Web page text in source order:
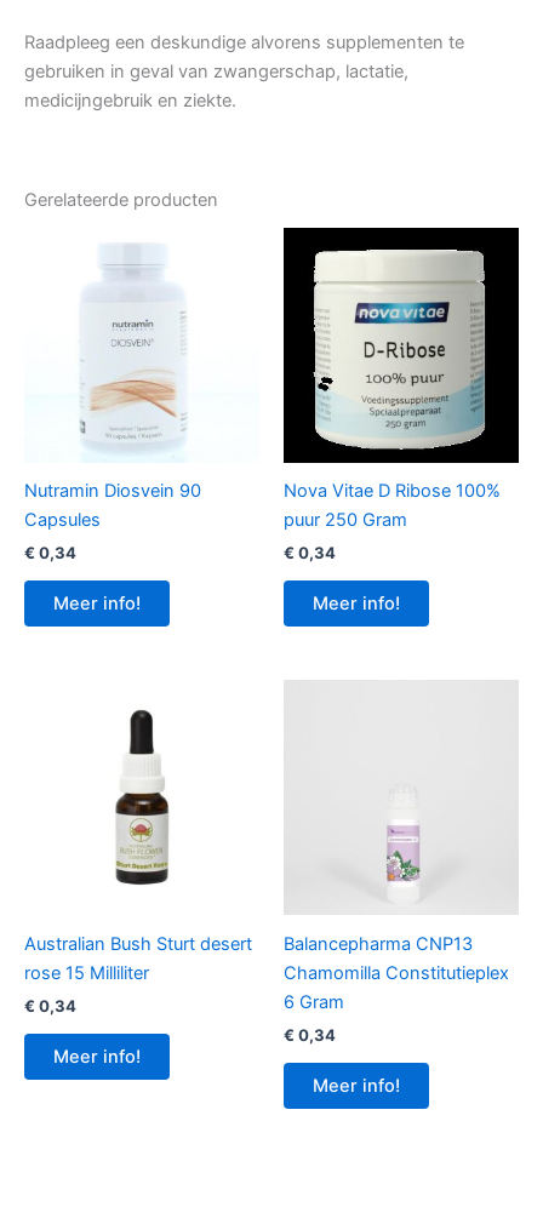
Raadpleeg een deskundige alvorens supplementen te
gebruiken in geval van zwangerschap, lactatie,
medicijngebruik en ziekte.
Gerelateerde producten
Nutramin Diosvein 90
Capsules
€ 0,34
Meer info!
Nova Vitae D Ribose 100%
puur 250 Gram
€ 0,34
Meer info!
Australian Bush Sturt desert
rose 15 Milliliter
€ 0,34
Meer info!
Balancepharma CNP13
Chamomilla Constitutieplex
6 Gram
€ 0,34
Meer info!